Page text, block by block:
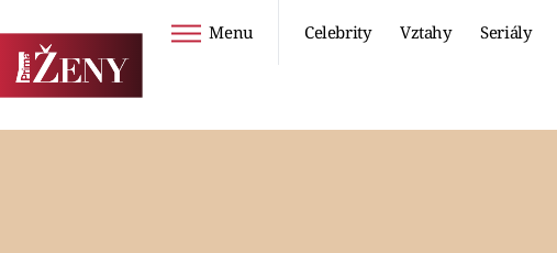
Menu Celebrity Vztahy Seriály